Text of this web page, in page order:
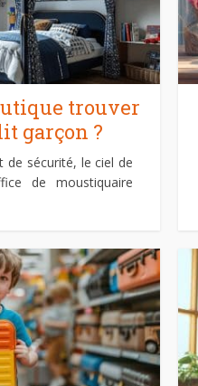
trouver
garçon ?
de sécurité, le ciel de
de moustiquaire